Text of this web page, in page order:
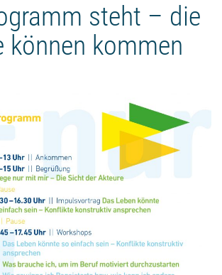
steht – die
können kommen